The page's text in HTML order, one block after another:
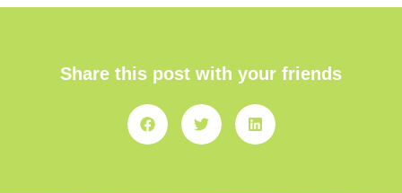
Share this post with your friends